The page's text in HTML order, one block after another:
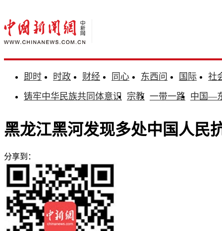
即时 时政 财经 同心 东西问 国际
社
铸牢中华民族共同体意识 宗教 一带一路 中国—
黑龙江黑河发现多处中国人民
分享到：